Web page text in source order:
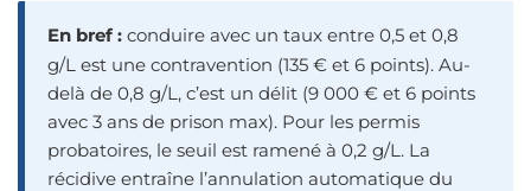
En bref :conduire avec un taux entre 0,5 et 0,8
g/L est une contravention (135 € et 6 points). Au-
delà de 0,8 g/L, c’est un délit (9 000 € et 6 points
avec 3 ans de prison max). Pour les permis
probatoires, le seuil est ramené à 0,2 g/L. La
récidive entraîne l’annulation automatique du